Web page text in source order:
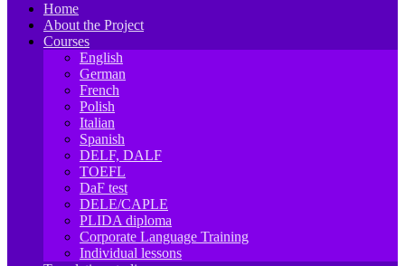
Home
About the Project
Courses
English
German
French
Polish
Italian
Spanish
DELF, DALF
TOEFL
DaF test
DELE/CAPLE
PLIDA diploma
Corporate Language Training
Individual lessons